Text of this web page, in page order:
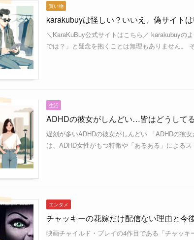
買い物
karakubuyは怪しい？いいえ、偽サイト
＼KaraKuBuy公式サイトはこちら／ karakubuyの
では？」と疑念を抱くことは無理もありません。
生活
ADHDの彼女がしんどい…皆はどうして
遅刻が多いADHDの彼女がしんどい 「ADHDの彼
は、ADHD女性がもつ特徴や「あるある」による
エンタメ
チャッキーの花嫁だけ配信ない理由と今
映画チャイルド・プレイの4作目である「チャッ